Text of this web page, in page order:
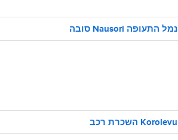
נמל התעופה Nausori סובה
Korolevu השכרת רכב